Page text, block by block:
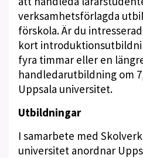
verksamhetsförlagda
förskola. Är du
kort
fyra timmar eller en
handledarutbildning om
Uppsala universitet.
Utbildningar
I samarbete med
universitet anordnar